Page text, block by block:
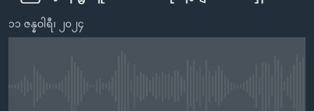
သို့
အစ္စရေး-ပါလက်စတိုင်း
ရပ်ဝန်းတခု လမ်းတခု အလွန်
အင်္ဂလိပ်စာလေ့လာမယ်
၁၁ ဇန္နဝါရီ၊ ၂၀၂၄